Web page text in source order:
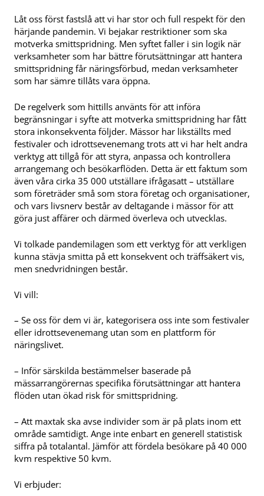
Låt oss först fastslå att vi har stor och full respekt för den
härjande pandemin. Vi bejakar restriktioner som ska
motverka smittspridning. Men syftet faller i sin logik när
verksamheter som har bättre förutsättningar att hantera
smittspridning får näringsförbud, medan verksamheter
som har sämre tillåts vara öppna.
De regelverk som hittills använts för att införa
begränsningar i syfte att motverka smittspridning har fått
stora inkonsekventa följder. Mässor har likställts med
festivaler och idrottsevenemang trots att vi har helt andra
verktyg att tillgå för att styra, anpassa och kontrollera
arrangemang och besökarflöden. Detta är ett faktum som
även våra cirka 35 000 utställare ifrågasatt – utställare
som företräder små som stora företag och organisationer,
och vars livsnerv består av deltagande i mässor för att
göra just affärer och därmed överleva och utvecklas.
Vi tolkade pandemilagen som ett verktyg för att verkligen
kunna stävja smitta på ett konsekvent och träffsäkert vis,
men snedvridningen består.
Vi vill:
– Se oss för dem vi är, kategorisera oss inte som festivaler
eller idrottsevenemang utan som en plattform för
näringslivet.
– Inför särskilda bestämmelser baserade på
mässarrangörernas specifika förutsättningar att hantera
flöden utan ökad risk för smittspridning.
– Att maxtak ska avse individer som är på plats inom ett
område samtidigt. Ange inte enbart en generell statistisk
siffra på totalantal. Jämför att fördela besökare på 40 000
kvm respektive 50 kvm.
Vi erbjuder: